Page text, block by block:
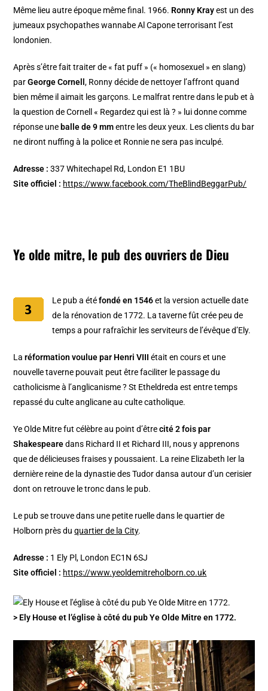
Même lieu autre époque même final. 1966. Ronny Krayest un des
jumeaux psychopathes wannabe Al Capone terrorisant l’est
londonien.
Après s’être fait traiter de « fat puff » (« homosexuel » en slang)
parGeorge Cornell, Ronny décide de nettoyer l’affront quand
bien même il aimait les garçons. Le malfrat rentre dans le pub et à
la question de Cornell « Regardez qui est là ? » lui donne comme
réponse une balle de 9 mmentre les deux yeux. Les clients du bar
ne diront nuffing à la police et Ronnie ne sera pas inculpé.
Adresse : 337 Whitechapel Rd, London E1 1BU
Site officiel : https://www.facebook.com/TheBlindBeggarPub/
Ye olde mitre, le pub des ouvriers de Dieu
Le pub a étéfondé en 1546et la version actuelle date
de la rénovation de 1772. La taverne fût crée peu de
temps a pour rafraîchir les serviteurs de l’évêque d’Ely.
Laréformation voulue par Henri VIII était en cours et une
nouvelle taverne pouvait peut être faciliter le passage du
catholicisme à l’anglicanisme ? St Etheldreda est entre temps
repassé du culte anglicane au culte catholique.
Ye Olde Mitre fut célèbre au point d’êtrecité 2 fois par
Shakespearedans Richard II et Richard III, nous y apprenons
que de délicieuses fraises y poussaient. La reine Elizabeth Ier la
dernière reine de la dynastie des Tudor dansa autour d’un cerisier
dont on retrouve le tronc dans le pub.
Le pub se trouve dans une petite ruelle dans le quartier de
Holborn près duquartier de la City.
Adresse : 1 Ely Pl, London EC1N 6SJ
Site officiel : https://www.yeoldemitreholborn.co.uk
> Ely House et l’église à côté du pub Ye Olde Mitre en 1772.